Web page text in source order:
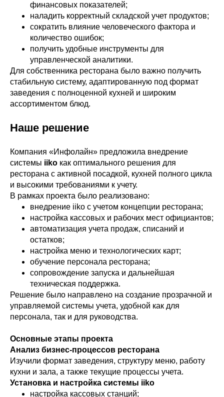
финансовых показателей;
наладить корректный складской учет продуктов;
сократить влияние человеческого фактора и
количество ошибок;
получить удобные инструменты для
управленческой аналитики.
Для собственника ресторана было важно получить
стабильную систему, адаптированную под формат
заведения с полноценной кухней и широким
ассортиментом блюд.
Наше решение
Компания «Инфолайн» предложила внедрение
системы iiko как оптимального решения для
ресторана с активной посадкой, кухней полного цикла
и высокими требованиями к учету.
В рамках проекта было реализовано:
внедрение iiko с учетом концепции ресторана;
настройка кассовых и рабочих мест официантов;
автоматизация учета продаж, списаний и
остатков;
настройка меню и технологических карт;
обучение персонала ресторана;
сопровождение запуска и дальнейшая
техническая поддержка.
Решение было направлено на создание прозрачной и
управляемой системы учета, удобной как для
персонала, так и для руководства.
Основные этапы проекта
Анализ бизнес-процессов ресторана
Изучили формат заведения, структуру меню, работу
кухни и зала, а также текущие процессы учета.
Установка и настройка системы iiko
настройка кассовых станций;